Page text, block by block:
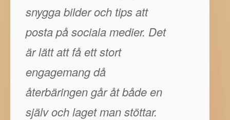
snygga bilder och tips att
posta på sociala medier. Det
är lätt att få ett stort
engagemang då
återbäringen går åt både en
själv och laget man stöttar.